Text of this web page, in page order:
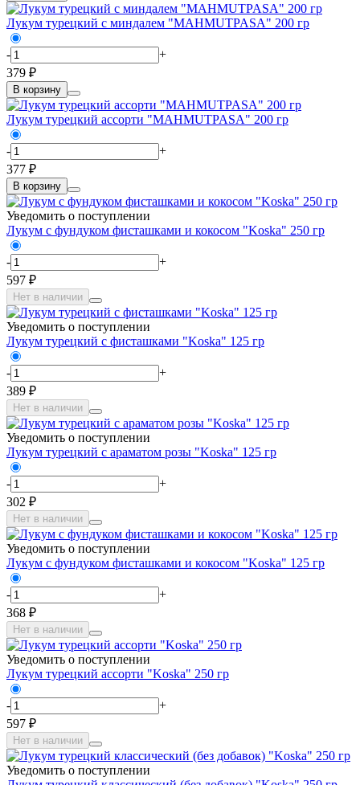
Лукум турецкий с миндалем "MAHMUTPASA" 200 гр
-
+
379 ₽
В корзину
Лукум турецкий ассорти "MAHMUTPASA" 200 гр
-
+
377 ₽
В корзину
Уведомить о поступлении
Лукум с фундуком фисташками и кокосом "Koska" 250 гр
-
+
597 ₽
Нет в наличии
Уведомить о поступлении
Лукум турецкий с фисташками "Koska" 125 гр
-
+
389 ₽
Нет в наличии
Уведомить о поступлении
Лукум турецкий с араматом розы "Koska" 125 гр
-
+
302 ₽
Нет в наличии
Уведомить о поступлении
Лукум с фундуком фисташками и кокосом "Koska" 125 гр
-
+
368 ₽
Нет в наличии
Уведомить о поступлении
Лукум турецкий ассорти "Koska" 250 гр
-
+
597 ₽
Нет в наличии
Уведомить о поступлении